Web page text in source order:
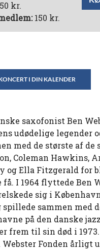
50 kr.
150 kr.
I DIN KALENDER
saxofonist Ben
udødelige legender
med de største af de
Coleman Hawkins,
og Ella Fitzgerald for
I 1964 flyttede Ben
sig i
spillede sammen med
på den danske
frem til sin død i
Webster Fonden årligt